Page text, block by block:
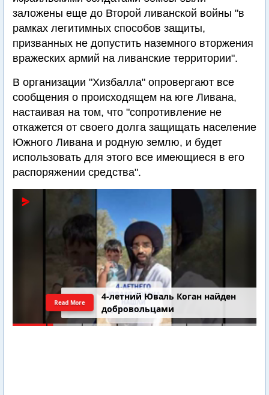
заложены еще до Второй ливанской войны "в
рамках легитимных способов защиты,
призванных не допустить наземного вторжения
вражеских армий на ливанские территории".
В организации "Хизбалла" опровергают все
сообщения о происходящем на юге Ливана,
настаивая на том, что "сопротивление не
откажется от своего долга защищать население
Южного Ливана и родную землю, и будет
использовать для этого все имеющиеся в его
распоряжении средства".
4-летний Юваль Коган найден
добровольцами
Read More